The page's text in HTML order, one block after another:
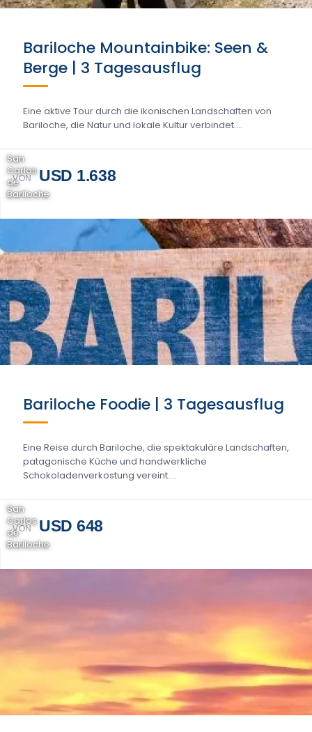
Bariloche Mountainbike: Seen &
Berge | 3 Tagesausflug
Eine aktive Tour durch die ikonischen Landschaften von
Bariloche, die Natur und lokale Kultur verbindet....
VON USD 1.638
San
Carlos
de
Bariloche
Bariloche Foodie | 3 Tagesausflug
Eine Reise durch Bariloche, die spektakuläre Landschaften,
patagonische Küche und handwerkliche
Schokoladenverkostung vereint....
VON USD 648
San
Carlos
de
Bariloche